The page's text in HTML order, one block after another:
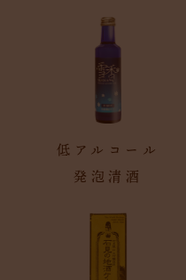
低アルコール
発泡清酒